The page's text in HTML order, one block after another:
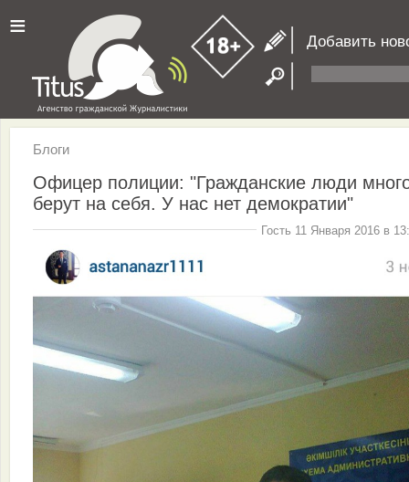
≡ Добавить
Блоги
Офицер полиции: "Гражданские люди
берут на себя. У нас нет демократии"
Гость 11 Января 2016 в